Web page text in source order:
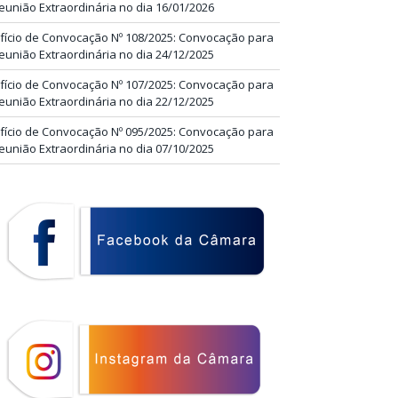
Extraordinária no dia 16/01/2026
de Convocação Nº 108/2025: Convocação para
Extraordinária no dia 24/12/2025
de Convocação Nº 107/2025: Convocação para
Extraordinária no dia 22/12/2025
de Convocação Nº 095/2025: Convocação para
Extraordinária no dia 07/10/2025